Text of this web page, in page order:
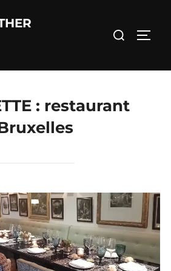
Rechercher :
: restaurant